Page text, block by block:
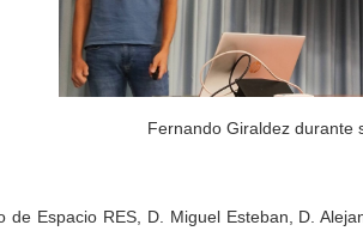
Fernando Giraldez durante
de Espacio RES, D. Miguel Esteban, D.